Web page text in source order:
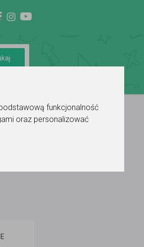
funkcjonalność
oraz personalizować